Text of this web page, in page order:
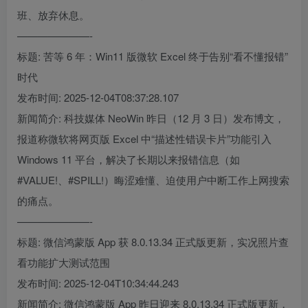
班、放弃休息。
———————-
标题: 苦等 6 年：Win11 版微软 Excel 终于告别“看不懂报错”
时代
发布时间: 2025-12-04T08:37:28.107
新闻简介: 科技媒体 NeoWin 昨日（12 月 3 日）发布博文，
报道称微软将网页版 Excel 中“描述性错误卡片”功能引入
Windows 11 平台，解决了长期以来报错信息（如
#VALUE!、#SPILL!）晦涩难懂、迫使用户中断工作上网搜索
的痛点。
———————-
标题: 微信鸿蒙版 App 获 8.0.13.34 正式版更新，实况照片查
看功能扩大测试范围
发布时间: 2025-12-04T10:34:44.243
新闻简介: 微信鸿蒙版 App 昨日迎来 8.0.13.34 正式版更新，